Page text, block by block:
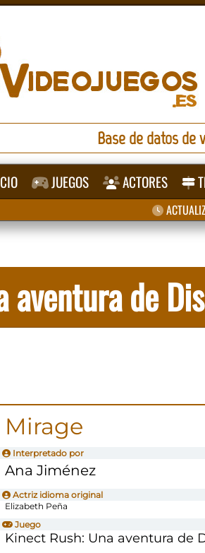
Base de datos de
JUEGOS ACTORES
aventura de
Mirage
Interpretado por
Ana Jiménez
Actriz idioma original
Elizabeth Peña
Juego
Kinect Rush: Una aventura de